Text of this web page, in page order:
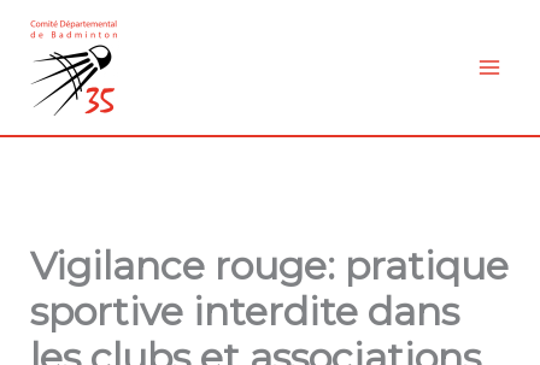
contenu
Vigilance rouge: pratique
sportive interdite dans